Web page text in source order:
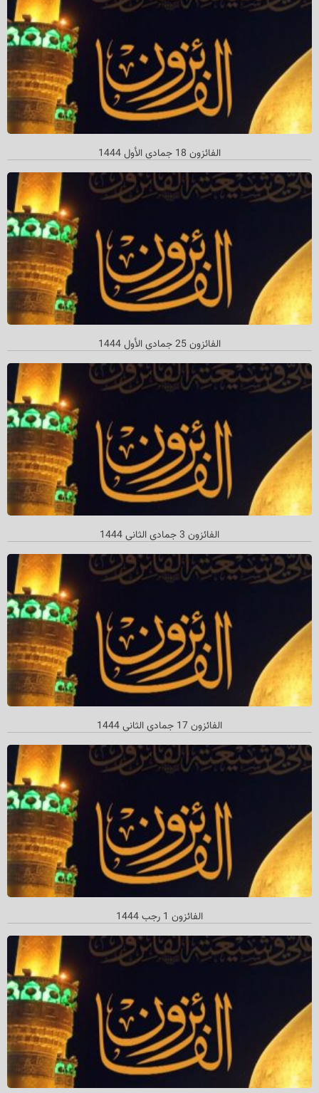
الفائزون 18 جمادي الأول 1444
الفائزون 25 جمادي الأول 1444
الفائزون 3 جمادي الثاني 1444
الفائزون 17 جمادي الثاني 1444
الفائزون 1 رجب 1444